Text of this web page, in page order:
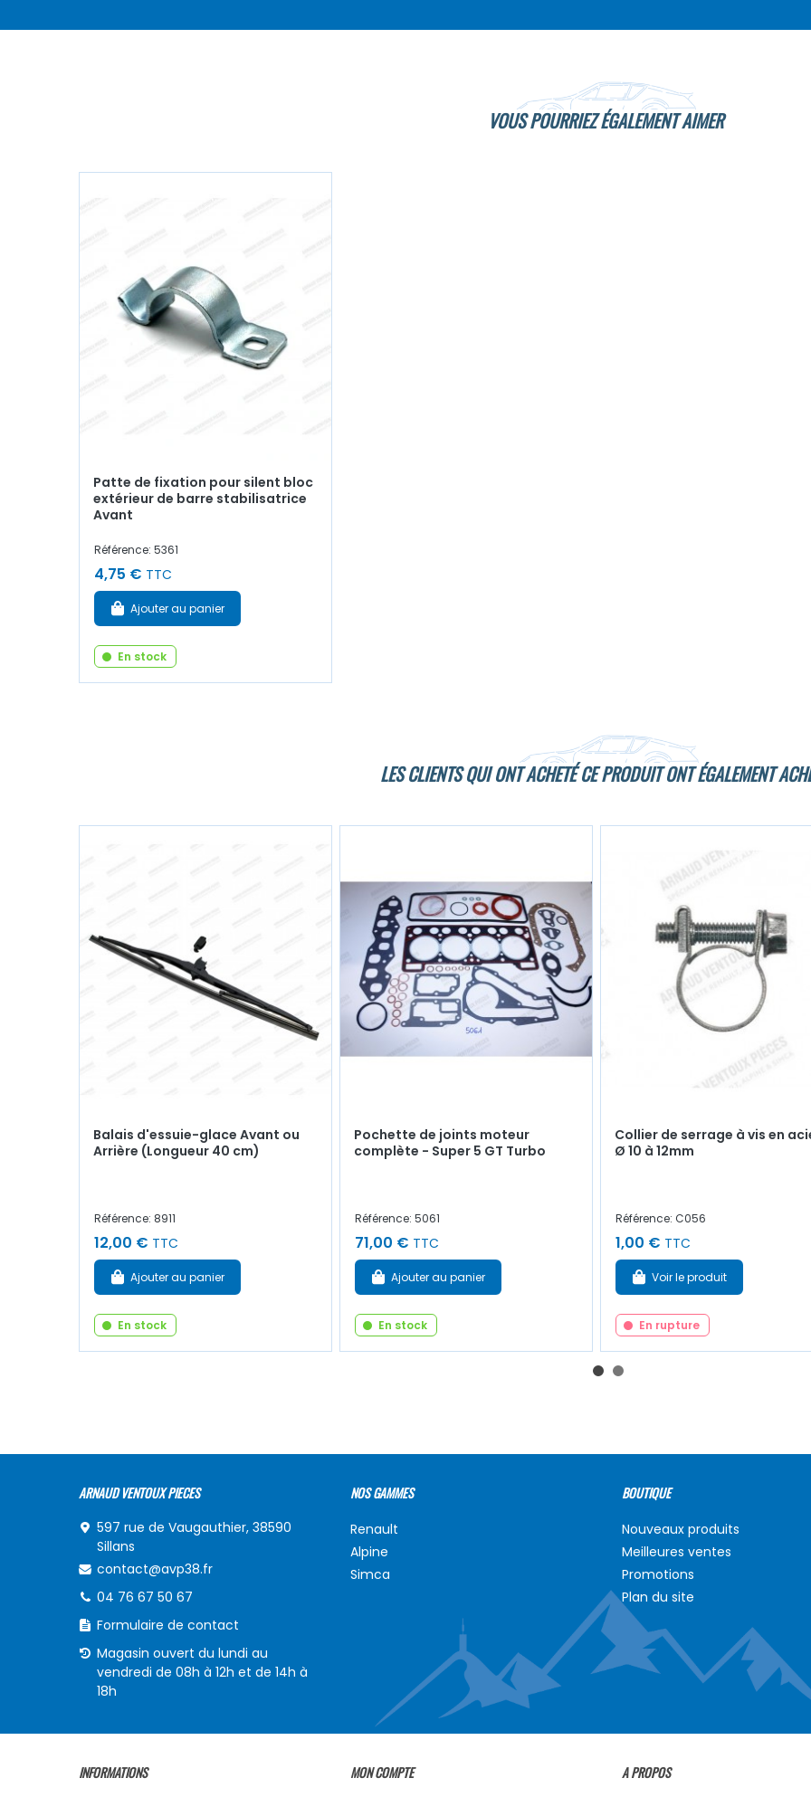
VOUS POURRIEZ ÉGALEMENT AIMER
Patte de fixation pour silent bloc
extérieur de barre stabilisatrice
Avant
Référence: 5361
4,75 € TTC
Ajouter au panier
En stock
LES CLIENTS QUI ONT ACHETÉ CE PRODUIT ONT ÉGALEMENT
Balais d'essuie-glace Avant ou
Arrière (Longueur 40 cm)
Référence: 8911
12,00 € TTC
Ajouter au panier
En stock
Pochette de joints moteur
complète - Super 5 GT Turbo
Référence: 5061
71,00 € TTC
Ajouter au panier
En stock
Collier de serrage à vis en
Ø 10 à 12mm
Référence: C056
1,00 € TTC
Voir le produit
En rupture
ARNAUD VENTOUX PIECES
597 rue de Vaugauthier, 38590
Sillans
contact@avp38.fr
04 76 67 50 67
Formulaire de contact
Magasin ouvert du lundi au
vendredi de 08h à 12h et de 14h à
18h
NOS GAMMES
Renault
Alpine
Simca
BOUTIQUE
Nouveaux produits
Meilleures ventes
Promotions
Plan du site
INFORMATIONS MON COMPTE A PROPOS